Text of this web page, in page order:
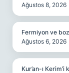
Ağustos 8, 2026
Fermiyon ve
Ağustos 6, 2026
Kur’an-ı